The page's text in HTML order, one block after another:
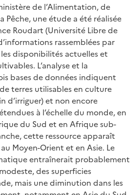
de l’Alimentation, de
Pêche, une étude a été réalisée
Roudart (Université Libre de
rassemblées par
disponibilités actuelles et
L’analyse et la
bases de données indiquent
terres utilisables en culture
d’irriguer) et non encore
à l’échelle du monde, en
du Sud et en Afrique sub-
cette ressource apparaît
Moyen-Orient et en Asie. Le
entraînerait probablement
des superficies
mais une diminution dans les